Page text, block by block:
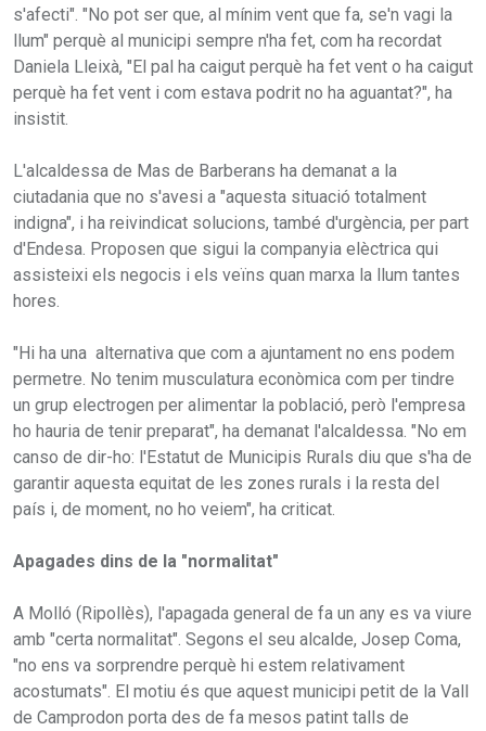
s'afecti". "No pot ser que, al mínim vent que fa, se'n vagi la
llum" perquè al municipi sempre n'ha fet, com ha recordat
Daniela Lleixà, "El pal ha caigut perquè ha fet vent o ha caigut
perquè ha fet vent i com estava podrit no ha aguantat?", ha
insistit.
L'alcaldessa de Mas de Barberans ha demanat a la
ciutadania que no s'avesi a "aquesta situació totalment
indigna", i ha reivindicat solucions, també d'urgència, per part
d'Endesa. Proposen que sigui la companyia elèctrica qui
assisteixi els negocis i els veïns quan marxa la llum tantes
hores.
"Hi ha una alternativa que com a ajuntament no ens podem
permetre. No tenim musculatura econòmica com per tindre
un grup electrogen per alimentar la població, però l'empresa
ho hauria de tenir preparat", ha demanat l'alcaldessa. "No em
canso de dir-ho: l'Estatut de Municipis Rurals diu que s'ha de
garantir aquesta equitat de les zones rurals i la resta del
país i, de moment, no ho veiem", ha criticat.
Apagades dins de la "normalitat"
A Molló (Ripollès), l'apagada general de fa un any es va viure
amb "certa normalitat". Segons el seu alcalde, Josep Coma,
"no ens va sorprendre perquè hi estem relativament
acostumats". El motiu és que aquest municipi petit de la Vall
de Camprodon porta des de fa mesos patint talls de